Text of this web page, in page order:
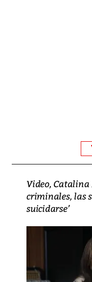
Video, Catalina
criminales, las
suicidarse’